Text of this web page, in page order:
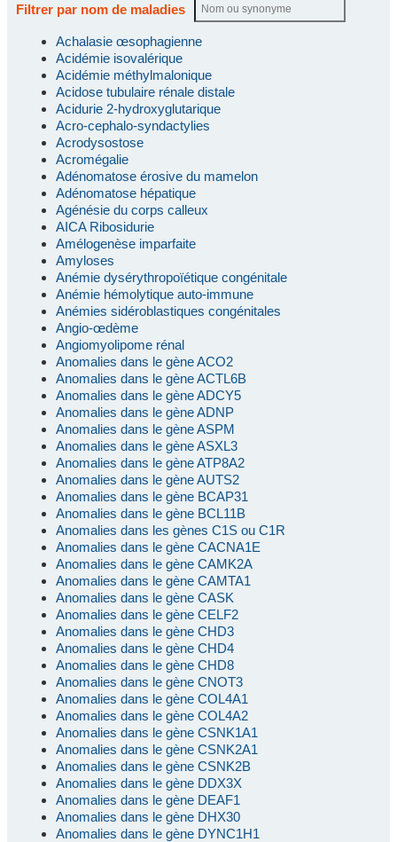
Filtrer par nom de maladies
Achalasie œsophagienne
Acidémie isovalérique
Acidémie méthylmalonique
Acidose tubulaire rénale distale
Acidurie 2-hydroxyglutarique
Acro-cephalo-syndactylies
Acrodysostose
Acromégalie
Adénomatose érosive du mamelon
Adénomatose hépatique
Agénésie du corps calleux
AICA Ribosidurie
Amélogenèse imparfaite
Amyloses
Anémie dysérythropoïétique congénitale
Anémie hémolytique auto-immune
Anémies sidéroblastiques congénitales
Angio-œdème
Angiomyolipome rénal
Anomalies dans le gène ACO2
Anomalies dans le gène ACTL6B
Anomalies dans le gène ADCY5
Anomalies dans le gène ADNP
Anomalies dans le gène ASPM
Anomalies dans le gène ASXL3
Anomalies dans le gène ATP8A2
Anomalies dans le gène AUTS2
Anomalies dans le gène BCAP31
Anomalies dans le gène BCL11B
Anomalies dans les gènes C1S ou C1R
Anomalies dans le gène CACNA1E
Anomalies dans le gène CAMK2A
Anomalies dans le gène CAMTA1
Anomalies dans le gène CASK
Anomalies dans le gène CELF2
Anomalies dans le gène CHD3
Anomalies dans le gène CHD4
Anomalies dans le gène CHD8
Anomalies dans le gène CNOT3
Anomalies dans le gène COL4A1
Anomalies dans le gène COL4A2
Anomalies dans le gène CSNK1A1
Anomalies dans le gène CSNK2A1
Anomalies dans le gène CSNK2B
Anomalies dans le gène DDX3X
Anomalies dans le gène DEAF1
Anomalies dans le gène DHX30
Anomalies dans le gène DYNC1H1